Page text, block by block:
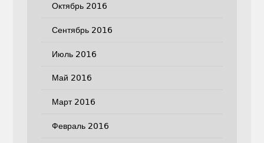
Октябрь 2016
Сентябрь 2016
Июль 2016
Май 2016
Март 2016
Февраль 2016